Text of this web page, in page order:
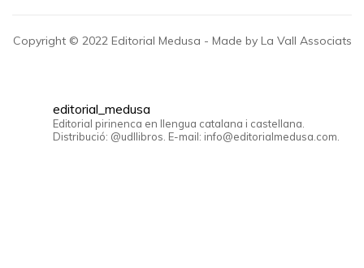
Copyright © 2022 Editorial Medusa - Made by La Vall Associats
editorial_medusa
Editorial pirinenca en llengua catalana i castellana.
Distribució: @udllibros. E-mail: info@editorialmedusa.com.